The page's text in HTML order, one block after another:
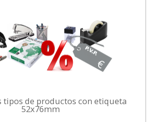
tipos de productos con etiqueta
52x76mm